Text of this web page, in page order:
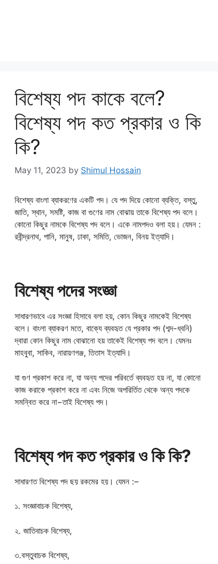
বিশেষ্য পদ কাকে বলে?
বিশেষ্য পদ কত প্রকার ও কি
কি?
May 11, 2023 by Shimul Hossain
বিশেষ্য বাংলা ব্যাকরণের একটি পদ। যে পদ দিয়ে কোনো ব্যক্তি, বস্তু,
জাতি, স্থান, সমষ্টি, কাজ বা গুণের নাম বোঝায় তাকে বিশেষ্য পদ বলে।
কোনো কিছুর নামকে বিশেষ্য পদ বলে। একে নামপদও বলা হয়। যেমন :
রবীন্দ্রনাথ, পানি, মানুষ, ঢাকা, সমিতি, ভোজন, বিনয় ইত্যাদি।
বিশেষ্য পদের সংজ্ঞা
সাধারণভাবে এর সংজ্ঞা হিসাবে বলা হয়, কোন কিছুর নামকেই বিশেষ্য
বলে। বাংলা ব্যাকরণ মতে, বাক্যে ব্যবহৃত যে প্রকার পদ (শব্দ-ধ্বনি)
দ্বারা কোন কিছুর নাম বোঝানো হয় তাকেই বিশেষ্য পদ বলে। যেমনঃ
মাহবুবা, সাকিব, নারায়ণগঞ্জ, তিতাস ইত্যাদি।
যা গুণ প্রকাশ করে না, যা অন্য পদের পরিবর্তে ব্যবহৃত হয় না, যা কোনো
কাজ করাকে প্রকাশ করে না এবং নিজে অপরির্তিত থেকে অন্য পদকে
সমন্বিত করে না−তাই বিশেষ্য পদ।
বিশেষ্য পদ কত প্রকার ও কি কি?
সাধারণত বিশেষ্য পদ ছয় রকমের হয়। যেমন :–
১. সংজ্ঞাবাচক বিশেষ্য,
২. জাতিবাচক বিশেষ্য,
৩.বস্তুবাচক বিশেষ্য,